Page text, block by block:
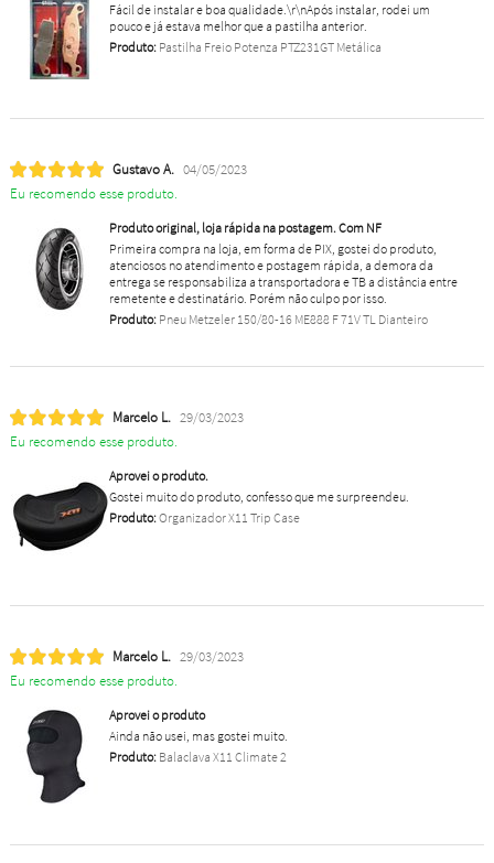
Fácil de instalar e boa qualidade.\r\nApós instalar, rodei um
pouco e já estava melhor que a pastilha anterior.
Produto:Pastilha Freio Potenza PTZ231GT Metálica
Gustavo A. 04/05/2023
Eu recomendo esse produto.
Produto original, loja rápida na postagem. Com NF
Primeira compra na loja, em forma de PIX, gostei do produto,
atenciosos no atendimento e postagem rápida, a demora da
entrega se responsabiliza a transportadora e TB a distância entre
remetente e destinatário. Porém não culpo por isso.
Produto:Pneu Metzeler 150/80-16 ME888 F 71V TL Dianteiro
Marcelo L. 29/03/2023
Eu recomendo esse produto.
Aprovei o produto.
Gostei muito do produto, confesso que me surpreendeu.
Produto:Organizador X11 Trip Case
Marcelo L. 29/03/2023
Eu recomendo esse produto.
Aprovei o produto
Ainda não usei, mas gostei muito.
Produto:Balaclava X11 Climate 2